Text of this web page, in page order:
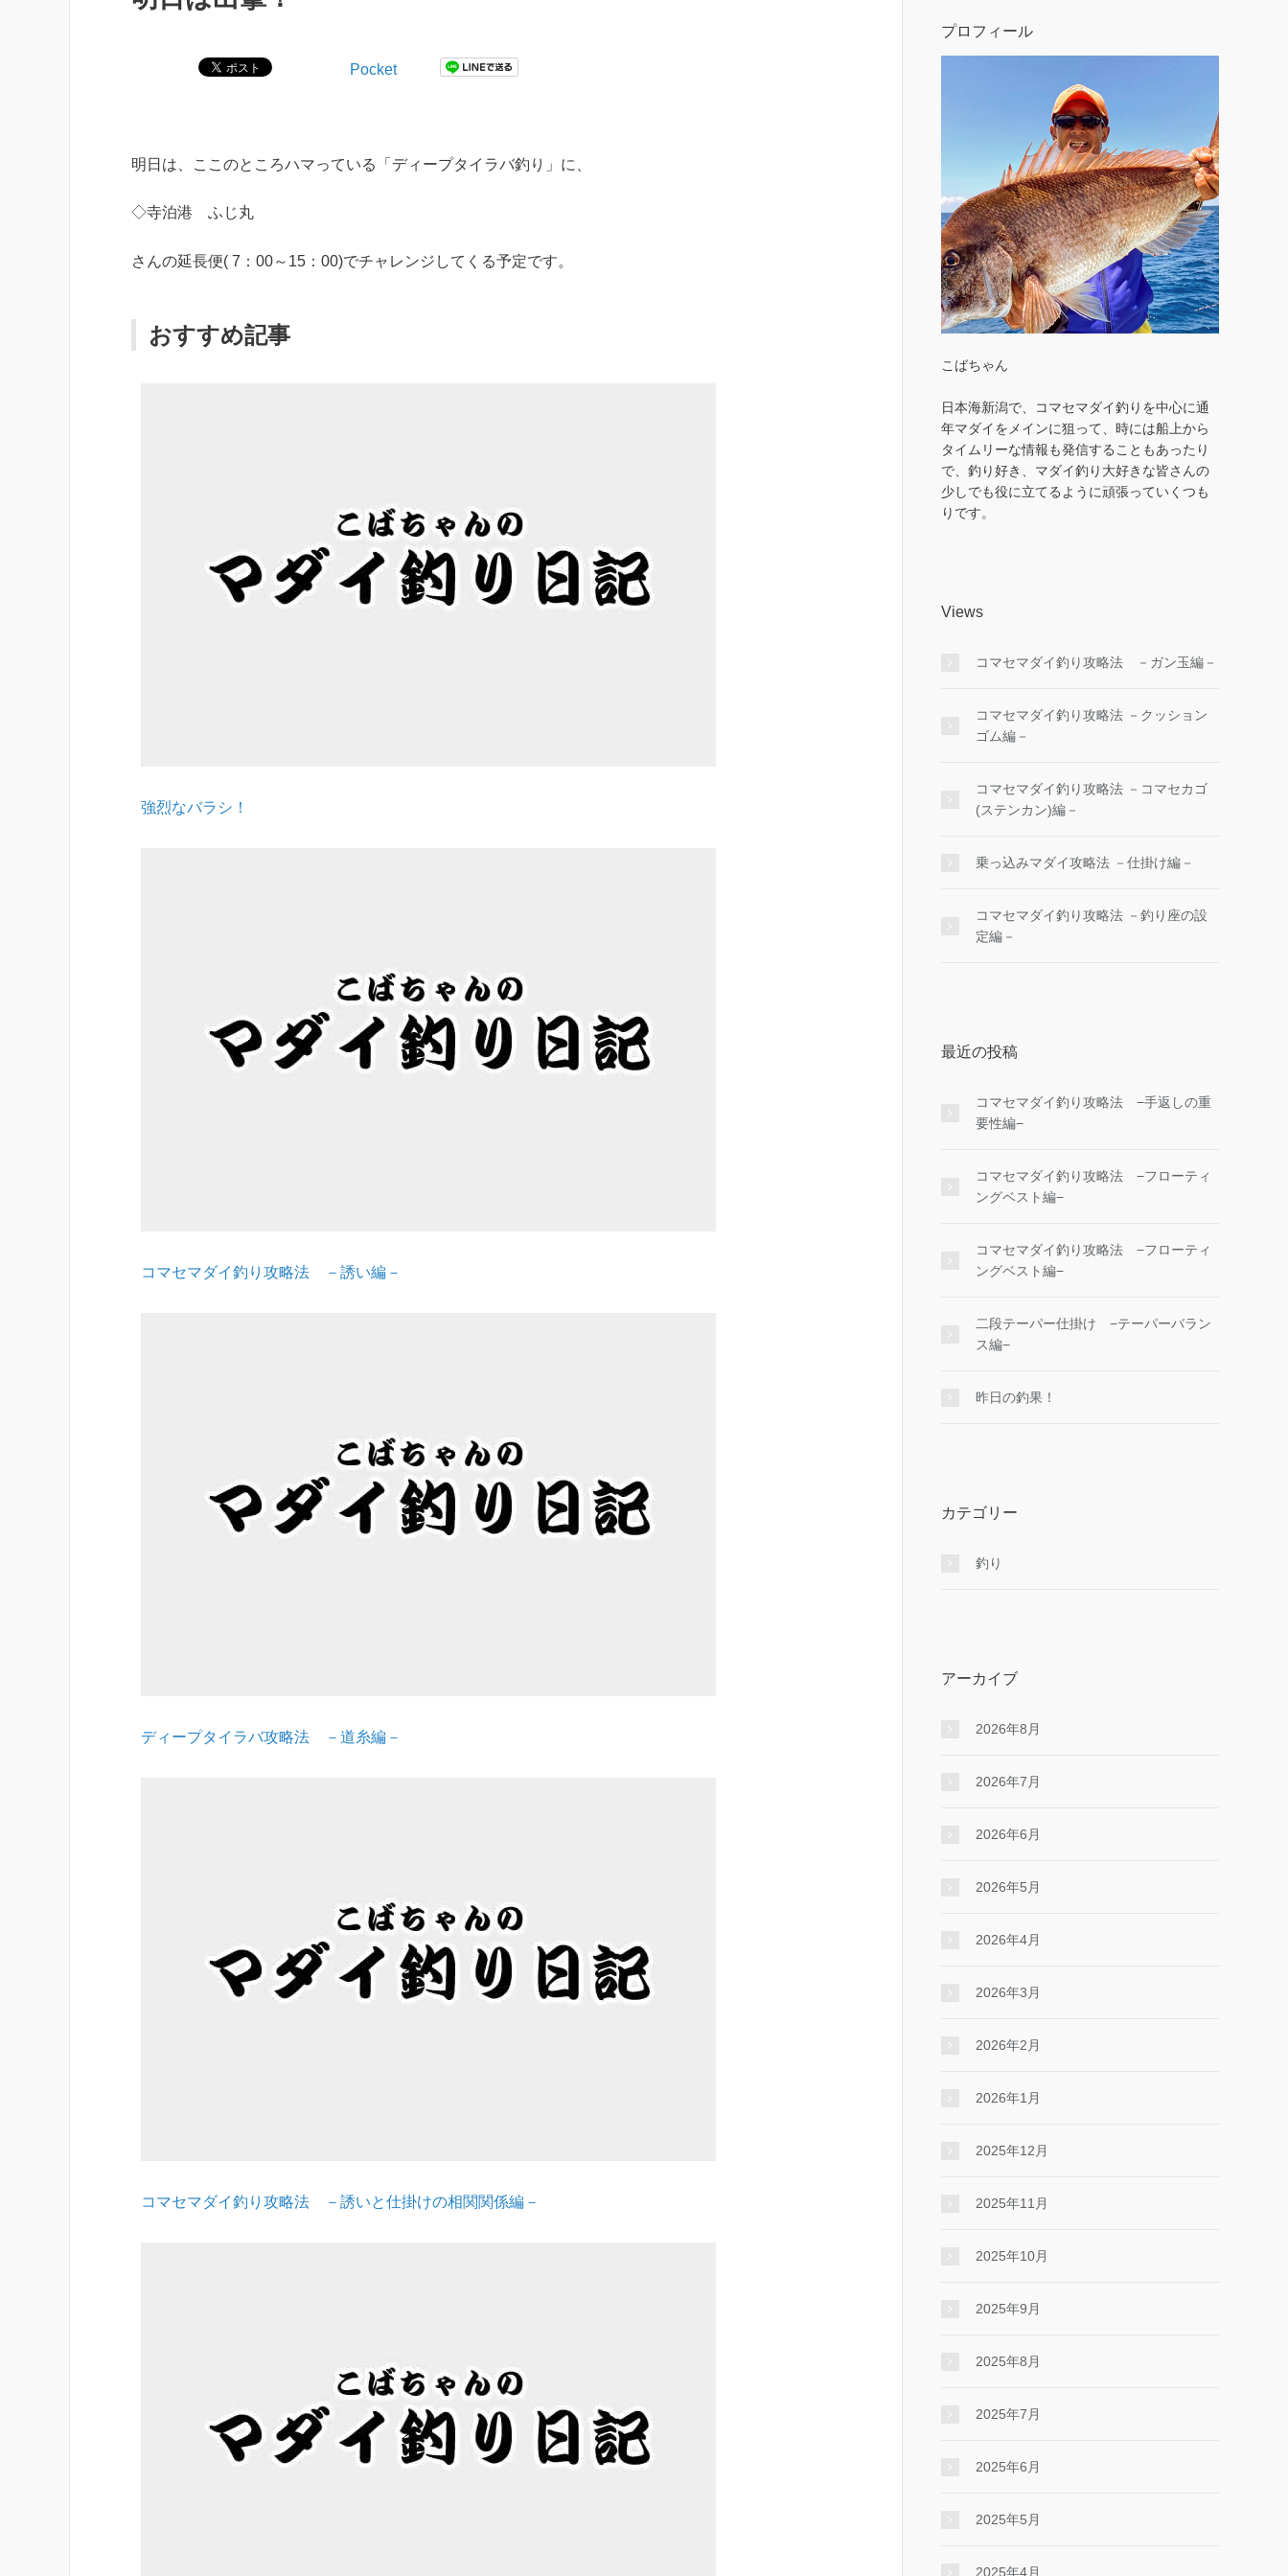
Pocket
明日は、ここのところハマっている「ディープタイラバ釣り」に、
◇寺泊港 ふじ丸
さんの延長便( 7：00～15：00)でチャレンジしてくる予定です。
おすすめ記事
強烈なバラシ！
コマセマダイ釣り攻略法 －誘い編－
ディープタイラバ攻略法 －道糸編－
コマセマダイ釣り攻略法 －誘いと仕掛けの相関関係編－
プロフィール
こばちゃん
日本海新潟で、コマセマダイ釣りを中心に通
年マダイをメインに狙って、時には船上から
タイムリーな情報も発信することもあったり
で、釣り好き、マダイ釣り大好きな皆さんの
少しでも役に立てるように頑張っていくつも
りです。
Views
コマセマダイ釣り攻略法 －ガン玉編－
コマセマダイ釣り攻略法 －クッション
ゴム編－
コマセマダイ釣り攻略法 －コマセカゴ
(ステンカン)編－
乗っ込みマダイ攻略法 －仕掛け編－
コマセマダイ釣り攻略法 －釣り座の設
定編－
最近の投稿
コマセマダイ釣り攻略法 −手返しの重
要性編−
コマセマダイ釣り攻略法 −フローティ
ングベスト編−
コマセマダイ釣り攻略法 −フローティ
ングベスト編−
二段テーパー仕掛け −テーパーバラン
ス編−
昨日の釣果！
カテゴリー
釣り
アーカイブ
2026年8月
2026年7月
2026年6月
2026年5月
2026年4月
2026年3月
2026年2月
2026年1月
2025年12月
2025年11月
2025年10月
2025年9月
2025年8月
2025年7月
2025年6月
2025年5月
2025年4月